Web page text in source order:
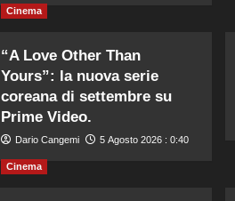
Cinema
“A Love Other Than
Yours”: la nuova serie
coreana di settembre su
Prime Video.
Dario Cangemi 5 Agosto 2026 : 0:40
Cinema